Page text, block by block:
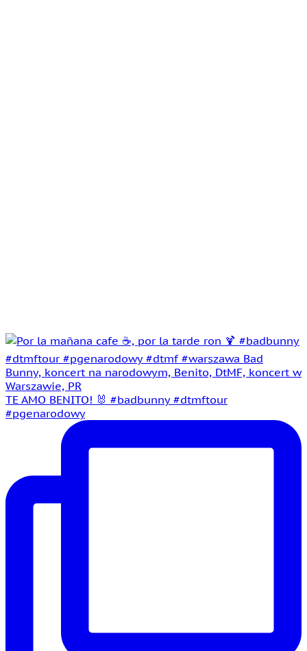
TE AMO BENITO! 🐰 #badbunny #dtmftour
#pgenarodowy